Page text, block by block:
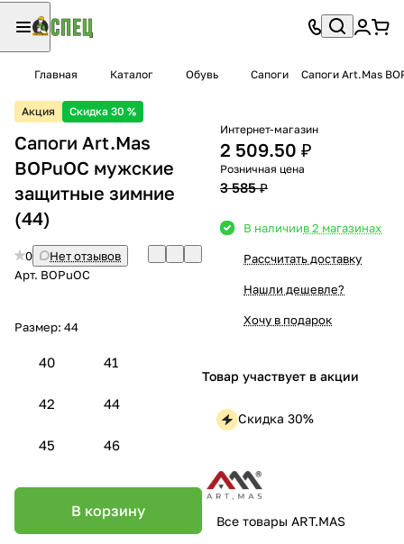
Главная Каталог Обувь Сапоги Сапоги Art.Mas
Акция Скидка 30 %
Сапоги Art.Mas
BOPuOC мужские
защитные зимние
(44)
0
Нет отзывов
Арт. BOPuOC
Размер: 44
40 41
42 44
45 46
В корзину
Интернет-магазин
2 509.50 ₽
Розничная цена
3 585 ₽
В наличиив 2 магазинах
Рассчитать доставку
Нашли дешевле?
Хочу в подарок
Товар участвует в акции
Скидка 30%
Все товары ART.MAS